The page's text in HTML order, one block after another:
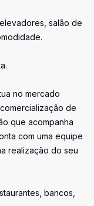
salão de
no mercado
de
que acompanha
com uma equipe
realização do seu
bancos,